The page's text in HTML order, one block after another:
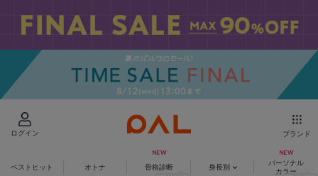
ログイン ブランド
ベストヒット オトナ 骨格診断 身長別
パーソナル
カラー